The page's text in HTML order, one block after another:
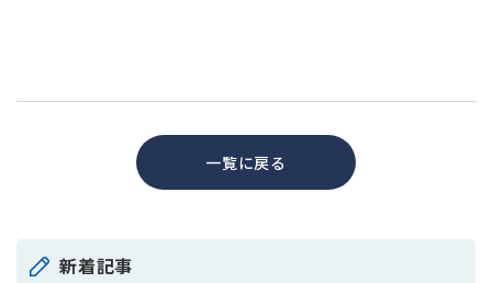
一覧に戻る
新着記事